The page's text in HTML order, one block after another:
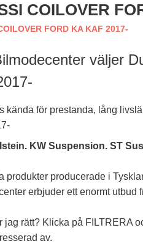
COILOVER
FORD KA KAF 2017-
väljer
kända för prestanda, lång
KW Suspension. ST
produkter producerade i
erbjuder ett enormt utbud
jag rätt? Klicka på FILTRERA
av.